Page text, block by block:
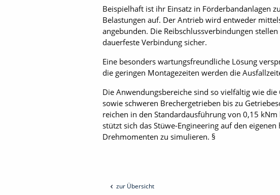
Beispielhaft ist ihr Einsatz in Förderbandanlagen
Belastungen auf. Der Antrieb wird entweder
angebunden. Die Reibschlussverbindungen
dauerfeste Verbindung sicher.
Eine besonders wartungsfreundliche Lösung
die geringen Montagezeiten werden die
Die Anwendungsbereiche sind so vielfältig wie
sowie schweren Brechergetrieben bis zu
reichen in den Standardausführung von 0,15
stützt sich das Stüwe-Engineering auf den
Drehmomenten zu simulieren. §
zur Übersicht